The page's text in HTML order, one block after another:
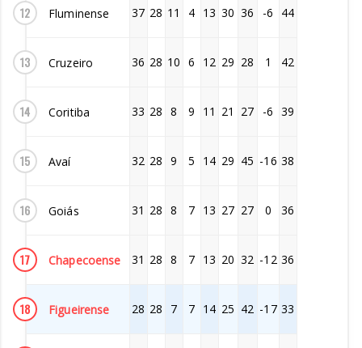
12 Fluminense 37 28 11 4 13 30 36 -6 44
13 Cruzeiro 36 28 10 6 12 29 28 1 42
14 Coritiba 33 28 8 9 11 21 27 -6 39
15 Avaí 32 28 9 5 14 29 45 -16 38
16 Goiás 31 28 8 7 13 27 27 0 36
17 Chapecoense 31 28 8 7 13 20 32 -12 36
18 Figueirense 28 28 7 7 14 25 42 -17 33